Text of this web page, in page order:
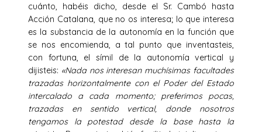
cuánto, habéis dicho, desde el Sr. Cambó hasta
Acción Catalana, que no os interesa; lo que interesa
es la substancia de la autonomía en la función que
se nos encomienda, a tal punto que inventasteis,
con fortuna, el símil de la autonomía vertical y
dijisteis: «Nada nos interesan muchísimas facultades
trazadas horizontalmente con el Poder del Estado
intercalado a cada momento; preferimos pocas,
trazadas en sentido vertical, donde nosotros
tengamos la potestad desde la base hasta la